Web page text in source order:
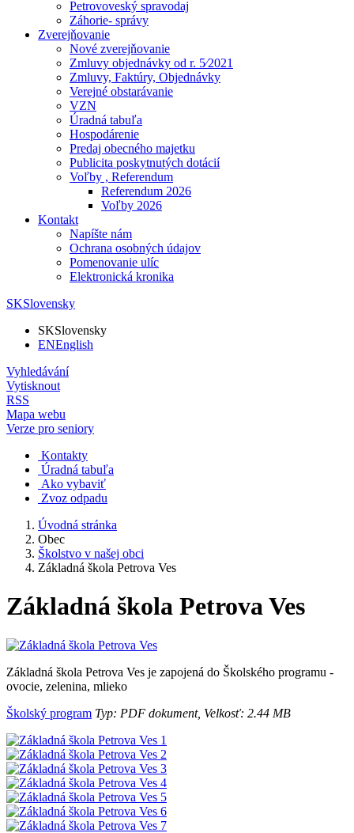
Petrovoveský spravodaj
Záhorie- správy
Zverejňovanie
Nové zverejňovanie
Zmluvy objednávky od r. 5⁄2021
Zmluvy, Faktúry, Objednávky
Verejné obstarávanie
VZN
Úradná tabuľa
Hospodárenie
Predaj obecného majetku
Publicita poskytnutých dotácií
Voľby , Referendum
Referendum 2026
Voľby 2026
Kontakt
Napíšte nám
Ochrana osobných údajov
Pomenovanie ulíc
Elektronická kronika
SKSlovensky
SKSlovensky
ENEnglish
Vyhledávání
Vytisknout
RSS
Mapa webu
Verze pro seniory
Kontakty
Úradná tabuľa
Ako vybaviť
Zvoz odpadu
Úvodná stránka
Obec
Školstvo v našej obci
Základná škola Petrova Ves
Základná škola Petrova Ves
Základná škola Petrova Ves je zapojená do Školského programu -
ovocie, zelenina, mlieko
Školský program Typ: PDF dokument, Velkosť: 2.44 MB